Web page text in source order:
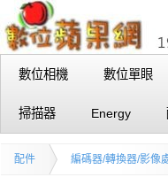
數位相機 數位單眼
掃描器 Energy
配件 編碼器/轉換器/影像